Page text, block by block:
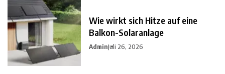
Wie wirkt sich Hitze auf eine
Balkon-Solaranlage
AdminJuli 26, 2026